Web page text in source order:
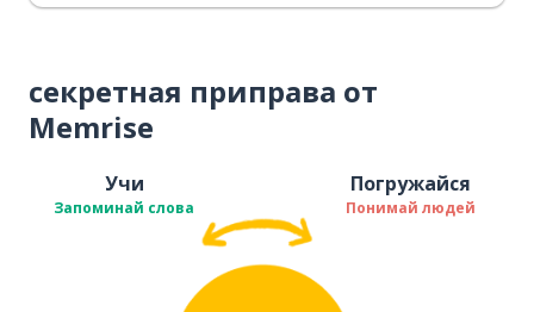
секретная приправа от
Memrise
Учи
Запоминай слова
Погружайся
Понимай людей